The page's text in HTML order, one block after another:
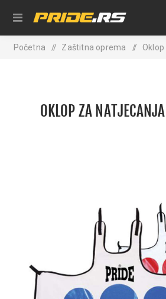
Početna / Zaštitna oprema /
OKLOP ZA